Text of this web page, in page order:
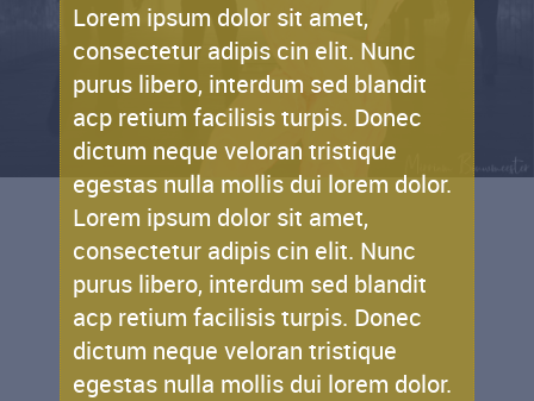
Lorem ipsum dolor sit amet,
consectetur adipis cin elit. Nunc
purus libero, interdum sed blandit
acp retium facilisis turpis. Donec
dictum neque veloran tristique
egestas nulla mollis dui lorem dolor.
Lorem ipsum dolor sit amet,
consectetur adipis cin elit. Nunc
purus libero, interdum sed blandit
acp retium facilisis turpis. Donec
dictum neque veloran tristique
egestas nulla mollis dui lorem dolor.